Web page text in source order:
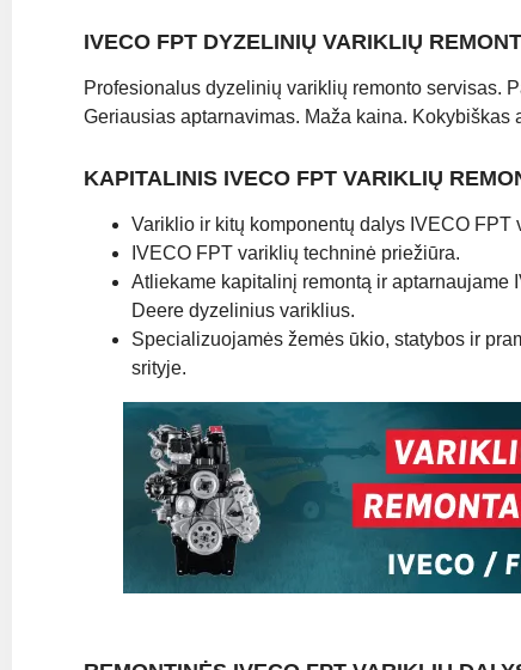
IVECO FPT DYZELINIŲ VARIKLIŲ
Profesionalus dyzelinių variklių remonto servisas.
Geriausias aptarnavimas. Maža kaina. Kokybiškas
KAPITALINIS IVECO FPT VARIKLIŲ
Variklio ir kitų komponentų dalys IVECO FPT
IVECO FPT variklių techninė priežiūra.
Atliekame kapitalinį remontą ir aptarnaujame
Deere dyzelinius variklius.
Specializuojamės žemės ūkio, statybos ir
srityje.